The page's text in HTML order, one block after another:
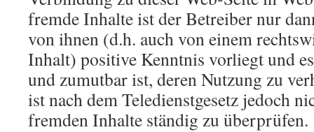
fremde Inhalte ist der Betreiber nur
von ihnen (d.h. auch von einem
Inhalt) positive Kenntnis vorliegt und
und zumutbar ist, deren Nutzung zu
ist nach dem Teledienstgesetz jedoch
fremden Inhalte ständig zu überprüfen.